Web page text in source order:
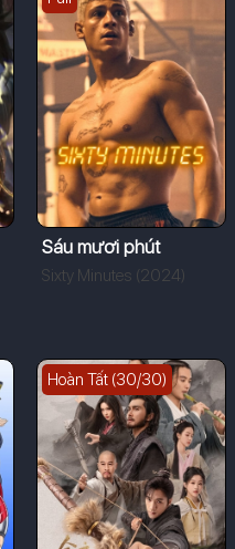
Sáu mươi phút
Sixty Minutes (2024)
Hoàn Tất (30/30)